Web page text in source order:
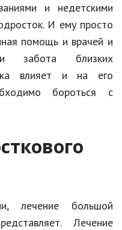
и недетскими
И ему просто
помощь и врачей и
забота близких
влияет и на его
бороться с
лечение большой
Лечение